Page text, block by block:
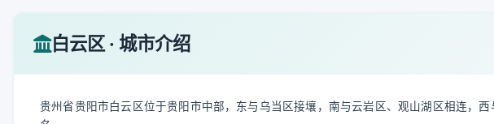
白云区 · 城市介绍
贵州省贵阳市白云区位于贵阳市中部，东与乌当区接壤，南与云岩区、观山湖区相连，